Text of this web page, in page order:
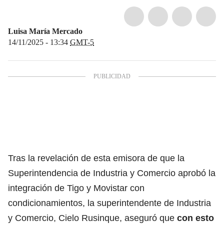
Luisa María Mercado
14/11/2025 - 13:34 GMT-5
Tras la revelación de esta emisora de que la
Superintendencia de Industria y Comercio aprobó la
integración de Tigo y Movistar con
condicionamientos, la superintendente de Industria
y Comercio, Cielo Rusinque, aseguró que con esto